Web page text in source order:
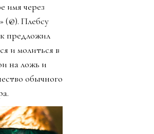
имя через
(@). Плебсу
предложил
и молиться в
на ложь и
обычного